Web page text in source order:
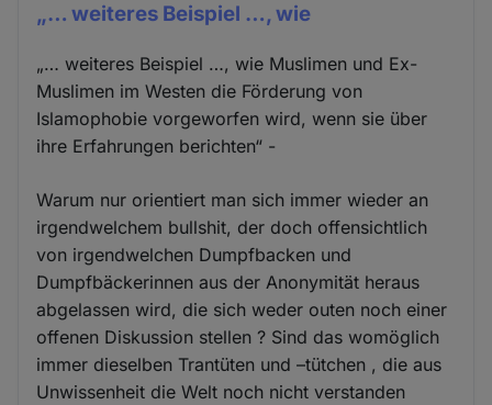
„… weiteres Beispiel …, wie
„… weiteres Beispiel …, wie Muslimen und Ex-
Muslimen im Westen die Förderung von
Islamophobie vorgeworfen wird, wenn sie über
ihre Erfahrungen berichten“ -
Warum nur orientiert man sich immer wieder an
irgendwelchem bullshit, der doch offensichtlich
von irgendwelchen Dumpfbacken und
Dumpfbäckerinnen aus der Anonymität heraus
abgelassen wird, die sich weder outen noch einer
offenen Diskussion stellen ? Sind das womöglich
immer dieselben Trantüten und –tütchen , die aus
Unwissenheit die Welt noch nicht verstanden